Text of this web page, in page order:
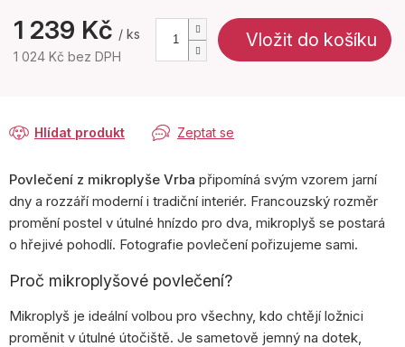
1 239 Kč / ks
1 024 Kč bez DPH
Vložit do košíku
Zeptat se
Hlídat produkt
Povlečení z mikroplyše Vrba připomíná svým vzorem jarní
dny a rozzáří moderní i tradiční interiér. Francouzský rozměr
promění postel v útulné hnízdo pro dva, mikroplyš se postará
o hřejivé pohodlí. Fotografie povlečení pořizujeme sami.
Proč mikroplyšové povlečení?
Mikroplyš je ideální volbou pro všechny, kdo chtějí ložnici
proměnit v útulné útočiště. Je sametově jemný na dotek,